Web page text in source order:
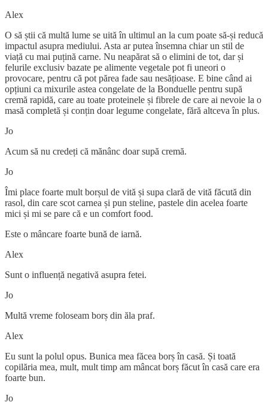
Alex
O să știi că multă lume se uită în ultimul an la cum poate să-și reducă
impactul asupra mediului. Asta ar putea însemna chiar un stil de
viață cu mai puțină carne. Nu neapărat să o elimini de tot, dar și
felurile exclusiv bazate pe alimente vegetale pot fi uneori o
provocare, pentru că pot părea fade sau nesățioase. E bine când ai
opțiuni ca mixurile astea congelate de la Bonduelle pentru supă
cremă rapidă, care au toate proteinele și fibrele de care ai nevoie la o
masă completă și conțin doar legume congelate, fără altceva în plus.
Jo
Acum să nu credeți că mănânc doar supă cremă.
Jo
Îmi place foarte mult borșul de vită și supa clară de vită făcută din
rasol, din care scot carnea și pun steline, pastele din acelea foarte
mici și mi se pare că e un comfort food.
Este o mâncare foarte bună de iarnă.
Alex
Sunt o influență negativă asupra fetei.
Jo
Multă vreme foloseam borș din ăla praf.
Alex
Eu sunt la polul opus. Bunica mea făcea borș în casă. Și toată
copilăria mea, mult, mult timp am mâncat borș făcut în casă care era
foarte bun.
Jo